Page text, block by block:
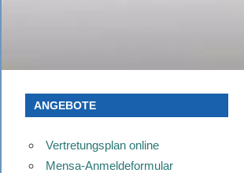
ANGEBOTE
Vertretungsplan online
Mensa-Anmeldeformular